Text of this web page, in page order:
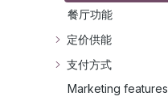
餐厅功能
定价供能
支付方式
Marketing features